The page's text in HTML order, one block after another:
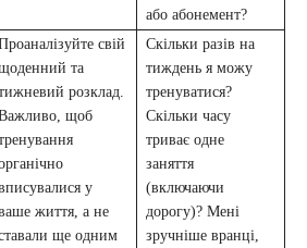
або абонемент?
свій
та
розклад.
щоб
у
життя, а не
ще одним
Скільки разів на
тиждень я можу
тренуватися?
Скільки часу
триває одне
заняття
(включаючи
дорогу)? Мені
зручніше вранці,